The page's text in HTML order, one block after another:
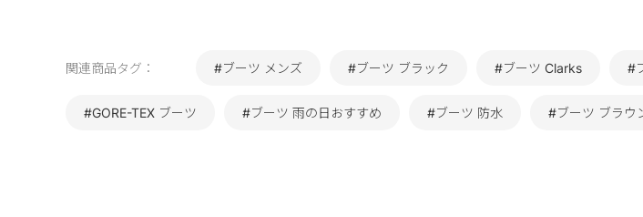
関連商品タグ： #ブーツ メンズ #ブーツ ブラック #ブーツ Clarks #
#GORE-TEX ブーツ #ブーツ 雨の日おすすめ #ブーツ 防水 #ブーツ ブラウ